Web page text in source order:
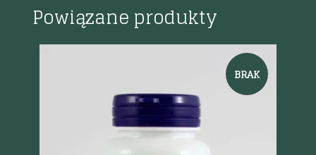
Powiązane produkty
BRAK